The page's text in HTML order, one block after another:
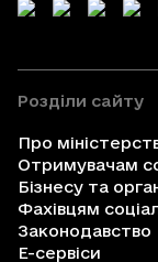
Розділи сайту
Про
Отримувачам
Бізнесу та
Фахівцям
Законодавство
Е-сервіси